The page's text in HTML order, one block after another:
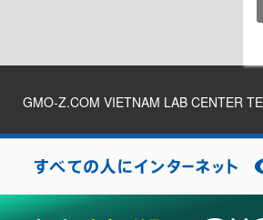
GMO-Z.COM VIETNAM LAB CENTER
2026